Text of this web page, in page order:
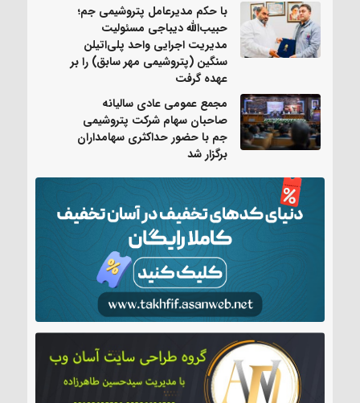
با حکم مدیرعامل پتروشیمی جم؛
حبیب‌الله دیباجی مسئولیت
مدیریت اجرایی واحد پلی‌اتیلن
سنگین (پتروشیمی مهر سابق) را بر
عهده گرفت
مجمع عمومی عادی سالیانه
صاحبان سهام شرکت پتروشیمی
جم با حضور حداکثری سهامداران
برگزار شد